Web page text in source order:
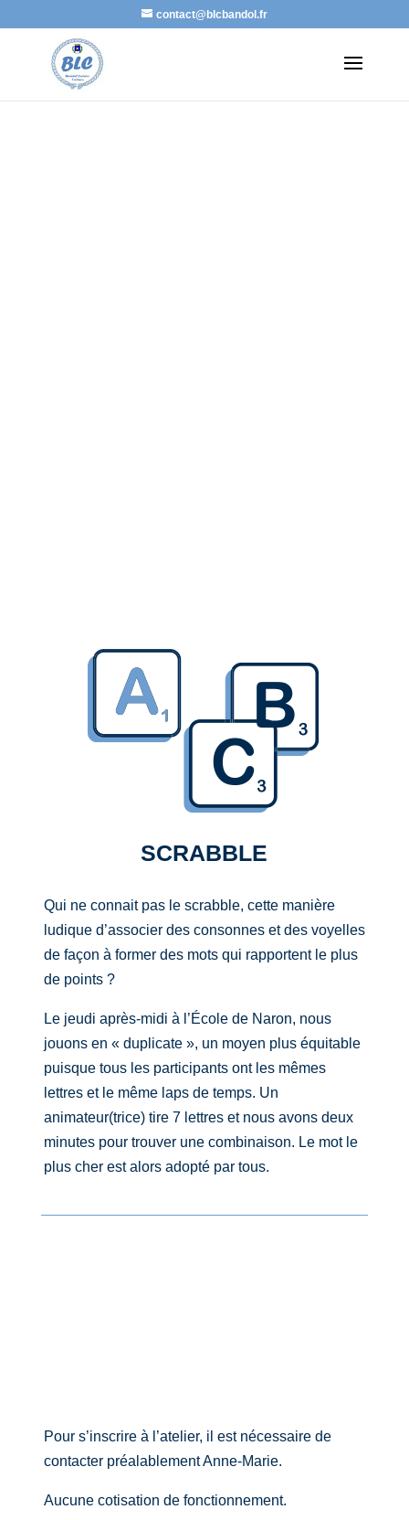
contact@blcbandol.fr
SCRABBLE
Qui ne connait pas le scrabble, cette manière
ludique d’associer des consonnes et des voyelles
de façon à former des mots qui rapportent le plus
de points ?
Le jeudi après-midi à l’École de Naron, nous
jouons en « duplicate », un moyen plus équitable
puisque tous les participants ont les mêmes
lettres et le même laps de temps. Un
animateur(trice) tire 7 lettres et nous avons deux
minutes pour trouver une combinaison. Le mot le
plus cher est alors adopté par tous.
Pour s’inscrire à l’atelier, il est nécessaire de
contacter préalablement Anne-Marie.
Aucune cotisation de fonctionnement.